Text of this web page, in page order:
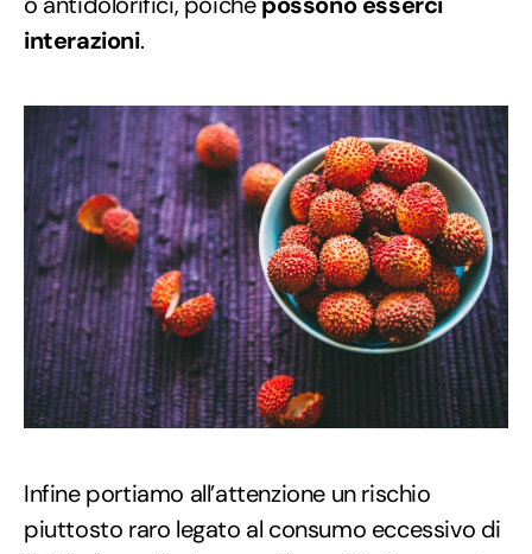
interazioni.
Infine portiamo all’attenzione un rischio
piuttosto raro legato al consumo eccessivo di